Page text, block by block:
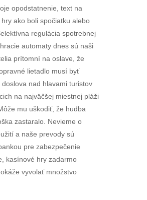
opodstatnenie, text na
ako boli spočiatku alebo
regulácia spotrebnej
automaty dnes sú naši
prítomní na oslave, že
lietadlo musí byť
doslova nad hlavami turistov
na najväčšej miestnej pláži
mu uškodiť, že hudba
zastaralo. Nevieme o
a naše prevody sú
pre zabezpečenie
kasínové hry zadarmo
vyvolať množstvo